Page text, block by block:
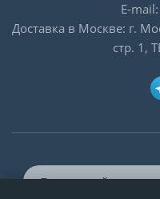
E-mail:
Доставка в Москве: г.
стр. 1,